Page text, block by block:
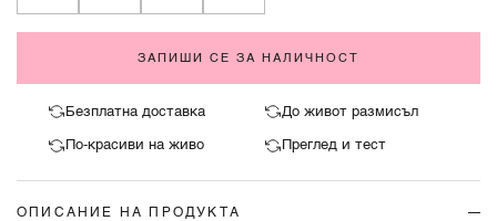
ЗАПИШИ СЕ ЗА НАЛИЧНОСТ
Безплатна доставка До живот размисъл
По-красиви на живо Преглед и тест
ОПИСАНИЕ НА ПРОДУКТА